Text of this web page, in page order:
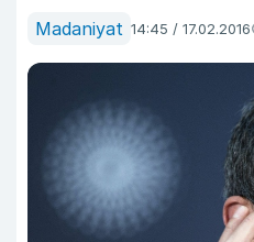
Madaniyat 14:45 / 17.02.2016